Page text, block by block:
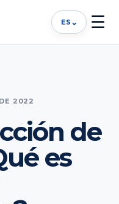
ES ⌄ ☰
2022
de
es